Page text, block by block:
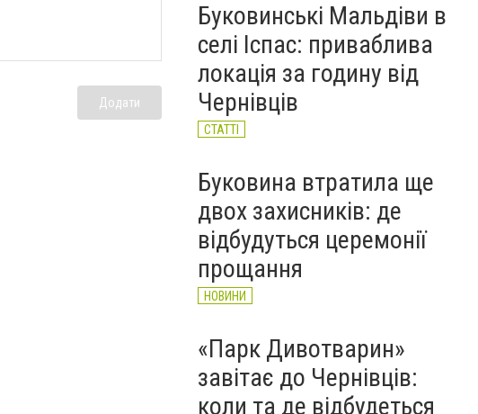
Додати
Буковинські Мальдіви в
селі Іспас: приваблива
локація за годину від
Чернівців
СТАТТІ
Буковина втратила ще
двох захисників: де
відбудуться церемонії
прощання
НОВИНИ
«Парк Дивотварин»
завітає до Чернівців:
коли та де відбудеться